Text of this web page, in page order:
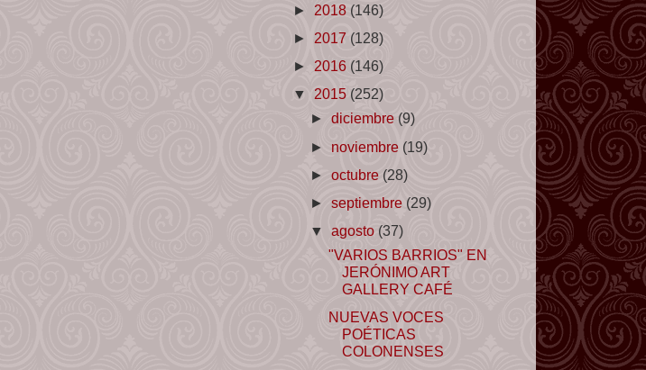
► 2018 (146)
► 2017 (128)
► 2016 (146)
▼ 2015 (252)
►diciembre (9)
► noviembre (19)
►octubre (28)
►septiembre (29)
▼agosto (37)
"VARIOS BARRIOS" EN
JERÓNIMO ART
GALLERY CAFÉ
NUEVAS VOCES
POÉTICAS
COLONENSES